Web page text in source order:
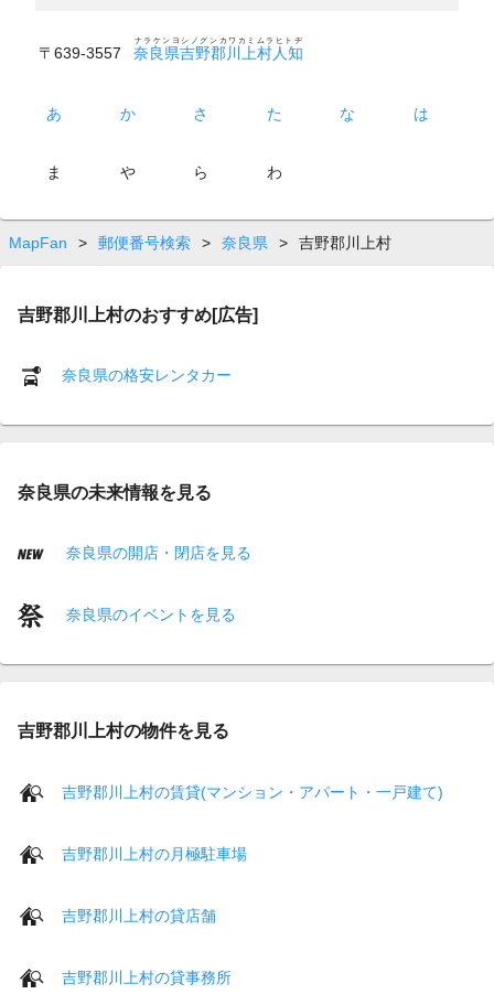
〒639-3557 奈良県吉野郡川上村人知
ナラケンヨシノグンカワカミムラヒトヂ
あ か さ た な は
ま や ら わ
MapFan > 郵便番号検索 > 奈良県 > 吉野郡川上村
吉野郡川上村のおすすめ[広告]
奈良県の格安レンタカー
奈良県の未来情報を見る
奈良県の開店・閉店を見る
奈良県のイベントを見る
吉野郡川上村の物件を見る
吉野郡川上村の賃貸(マンション・アパート・一戸建て)
吉野郡川上村の月極駐車場
吉野郡川上村の貸店舗
吉野郡川上村の貸事務所